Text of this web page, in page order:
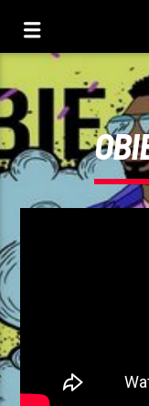
ARTIST